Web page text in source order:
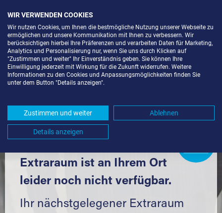
LAGERBOX IN ÖHRINGEN (74613)
Komfortabel einlagern mit Extraraum
Extraraum ist an Ihrem Ort
leider noch nicht verfügbar.
Ihr nächstgelegener Extraraum
WIR VERWENDEN COOKIES
Wir nutzen Cookies, um Ihnen die bestmögliche Nutzung unserer Webseite zu
ermöglichen und unsere Kommunikation mit Ihnen zu verbessern. Wir
berücksichtigen hierbei Ihre Präferenzen und verarbeiten Daten für Marketing,
Analytics und Personalisierung nur, wenn Sie uns durch Klicken auf
"Zustimmen und weiter" Ihr Einverständnis geben. Sie können Ihre
Einwilligung jederzeit mit Wirkung für die Zukunft widerrufen. Weitere
Informationen zu den Cookies und Anpassungsmöglichkeiten finden Sie
unter dem Button "Details anzeigen".
Zustimmen und weiter Ablehnen
Details anzeigen